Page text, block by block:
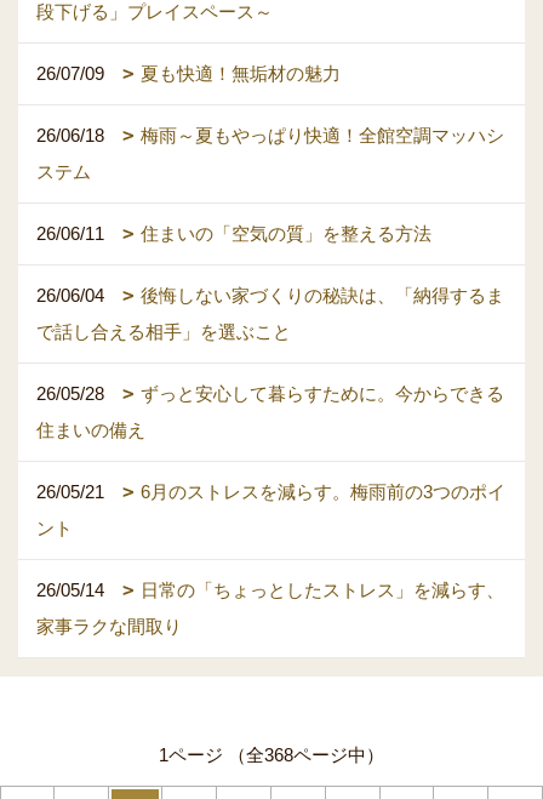
段下げる」プレイスペース～
26/07/09 夏も快適！無垢材の魅力
26/06/18
梅雨～夏もやっぱり快適！全館空調マッハシ
ステム
26/06/11 住まいの「空気の質」を整える方法
26/06/04
後悔しない家づくりの秘訣は、「納得するま
で話し合える相手」を選ぶこと
26/05/28
ずっと安心して暮らすために。今からできる
住まいの備え
26/05/21
6月のストレスを減らす。梅雨前の3つのポイ
ント
26/05/14
日常の「ちょっとしたストレス」を減らす、
家事ラクな間取り
1ページ （全368ページ中）